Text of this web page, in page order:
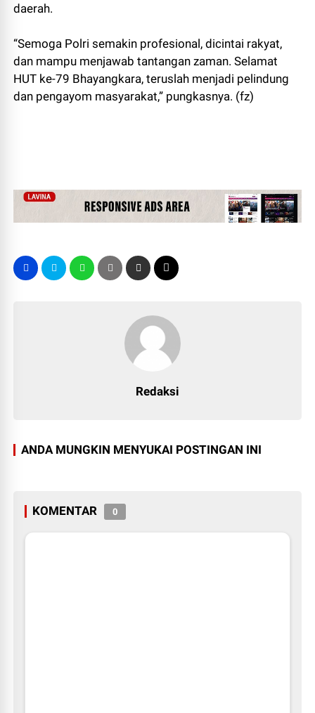
daerah.
“Semoga Polri semakin profesional, dicintai rakyat,
dan mampu menjawab tantangan zaman. Selamat
HUT ke-79 Bhayangkara, teruslah menjadi pelindung
dan pengayom masyarakat,” pungkasnya. (fz)
Redaksi
ANDA MUNGKIN MENYUKAI POSTINGAN INI
KOMENTAR 0